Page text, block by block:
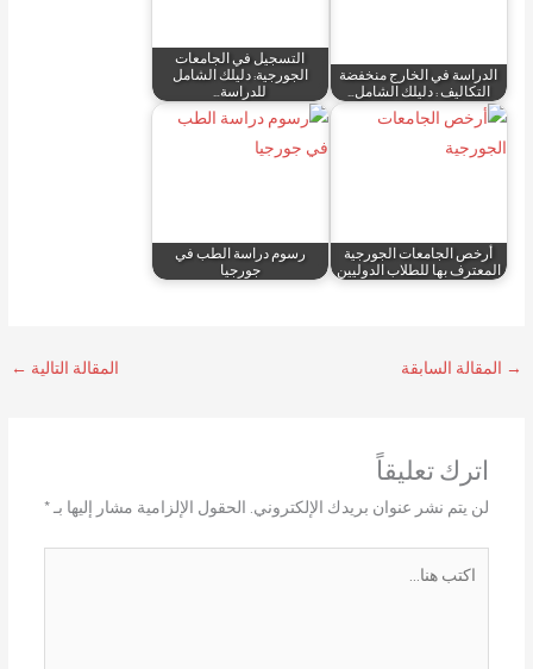
الدراسة في الخارج منخفضة
التكاليف : دليلك الشامل…
التسجيل في الجامعات
الجورجية: دليلك الشامل
للدراسة…
أرخص الجامعات الجورجية
المعترف بها للطلاب الدوليين
رسوم دراسة الطب في
جورجيا
→ المقالة السابقة المقالة التالية ←
اترك تعليقاً
لن يتم نشر عنوان بريدك الإلكتروني. الحقول الإلزامية مشار إليها بـ *